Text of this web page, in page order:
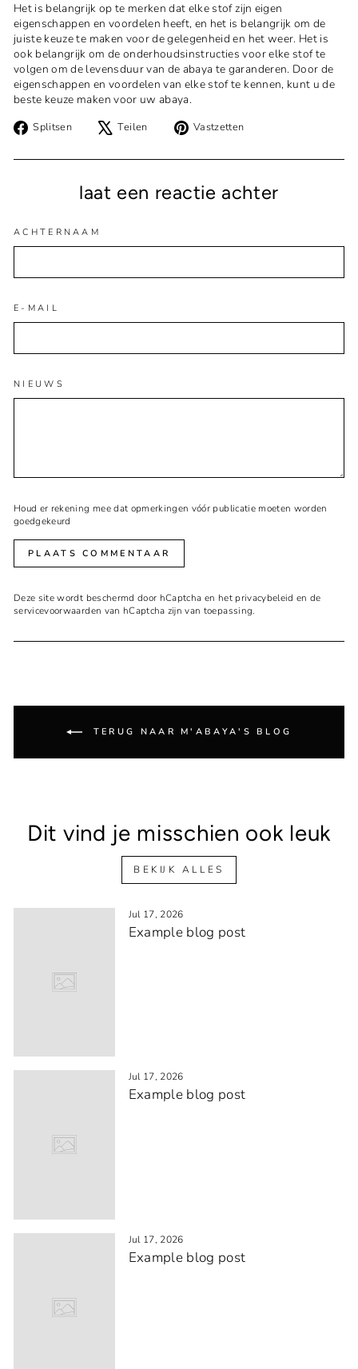
Het is belangrijk op te merken dat elke stof zijn eigen
eigenschappen en voordelen heeft, en het is belangrijk om de
juiste keuze te maken voor de gelegenheid en het weer. Het is
ook belangrijk om de onderhoudsinstructies voor elke stof te
volgen om de levensduur van de abaya te garanderen. Door de
eigenschappen en voordelen van elke stof te kennen, kunt u de
beste keuze maken voor uw abaya.
Splitsen
Delen
Facebook
Teilen
Auf
twittern
Vastzetten
Pinterest
laat een reactie achter
ACHTERNAAM
E-MAIL
NIEUWS
Houd er rekening mee dat opmerkingen vóór publicatie moeten worden
goedgekeurd
PLAATS COMMENTAAR
Deze site wordt beschermd door hCaptcha en het privacybeleid en de
servicevoorwaarden van hCaptcha zijn van toepassing.
TERUG NAAR M'ABAYA'S BLOG
Dit vind je misschien ook leuk
BEKIJK ALLES
Jul 17, 2026
Example blog post
Jul 17, 2026
Example blog post
Jul 17, 2026
Example blog post